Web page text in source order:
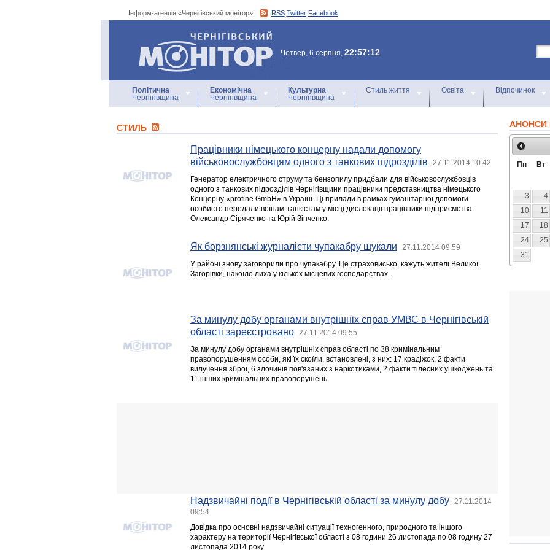
Інформ-агенція «Чернігівський монітор»: RSS Twitter Facebook
Інформ-агенція
«Чернігівський монітор»
Четвер, 6 серпня, 22:57:12
Політична
Чернігівщина
Економічна
Чернігівщина
Культурна
Чернігівщина
Стиль життя Освіта Відпочинок
СТИЛЬ
Працівники німецького концерну надали допомогу
військовослужбовцям одного з танкових підрозділів
27.11.2014 10:42
Генератор електричного струму та бензопилу придбали для військовослужбовців
одного з танкових підрозділів Чернігівщини працівники представництва німецького
Концерну «profine GmbH» в Україні. Ці прилади в рамках гуманітарної допомоги
особисто передали воїнам-танкістам у місці дислокації працівники підприємства
Олександр Сіряченко та Юрій Зінченко.
Як борзнянські журналісти чупакабру шукали 27.11.2014 09:59
У районі знову заговорили про чупакабру. Це страховисько, кажуть жителі Великої
Загорівки, накоїло лиха у кількох місцевих господарствах.
За минулу добу органами внутрішніх справ УМВС в Чернігівській
області зареєстровано
27.11.2014 09:55
За минулу добу органами внутрішніх справ області по 38 кримінальним
правопорушенням особи, які їх скоїли, встановлені, з них: 17 крадіжок, 2 факти
вилучення зброї, 6 злочинів пов'язаних з наркотиками, 2 факти тілесних ушкоджень та
11 інших кримінальних правопорушень.
Надзвичайні події в Чернігівській області за минулу добу
27.11.2014
09:54
Довідка про основні надзвичайні ситуації техногенного, природного та іншого
характеру на території Чернігівської області з 08 години 26 листопада по 08 годину 27
листопада 2014 року
АНОНСИ
Пн Вт
3
4
10
11
17
18
24
25
31